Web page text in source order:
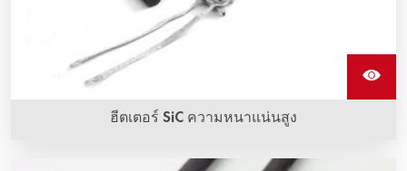
ฮีตเตอร์ SiC ความหนาแน่นสูง
ฮีตเตอร์ SiC ความหนาแน่นสูงทําจากซิลิคอนคาร์ไบด์เชื่อม